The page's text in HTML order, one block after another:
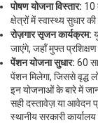
पोषण योजना विस्तार: 10
क्षेत्रों में स्वास्थ्य सुधार
रोज़गार सृजन कार्यक्रम:
जाएंगे, जहाँ मुफ्त
पेंशन योजना सुधार: 60
पेंशन मिलेगा, जिससे वृद्ध
इन योजनाओं के बारे में
सही दस्तावेज़ या आवेदन
स्थानीय सरकारी